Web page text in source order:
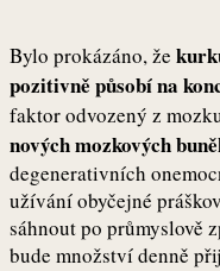
Bylo prokázáno, že
pozitivně působí na
faktor odvozený z
nových mozkových
degenerativních
užívání obyčejné
sáhnout po průmyslově
bude množství denně